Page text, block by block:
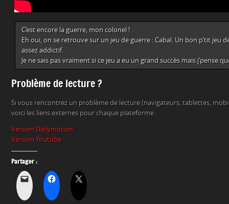
C’est encore la guerre, mon colonel !
Eh oui, on se retrouve sur un jeu de guerre : Cabal. Un bon p’tit jeu
assez addictif.
Je ne sais pas vraiment si ce jeu a eu un grand succès mais j’pense
Problème de lecture ?
Si vous rencontrez un problème de lecture (navigateurs, tablettes,
voici les liens externes pour chaque plateforme :
Version Dailymotion
Version Youtube
Partager :